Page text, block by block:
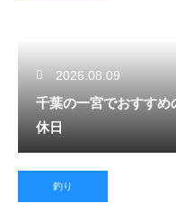
2026.08.09
千葉の一宮でおすす
休日
釣り